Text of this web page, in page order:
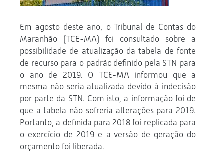
Em agosto deste ano, o Tribunal de Contas do
Maranhão (TCE-MA) foi consultado sobre a
possibilidade de atualização da tabela de fonte
de recurso para o padrão definido pela STN para
o ano de 2019. O TCE-MA informou que a
mesma não seria atualizada devido à indecisão
por parte da STN. Com isto, a informação foi de
que a tabela não sofreria alterações para 2019.
Portanto, a definida para 2018 foi replicada para
o exercício de 2019 e a versão de geração do
orçamento foi liberada.